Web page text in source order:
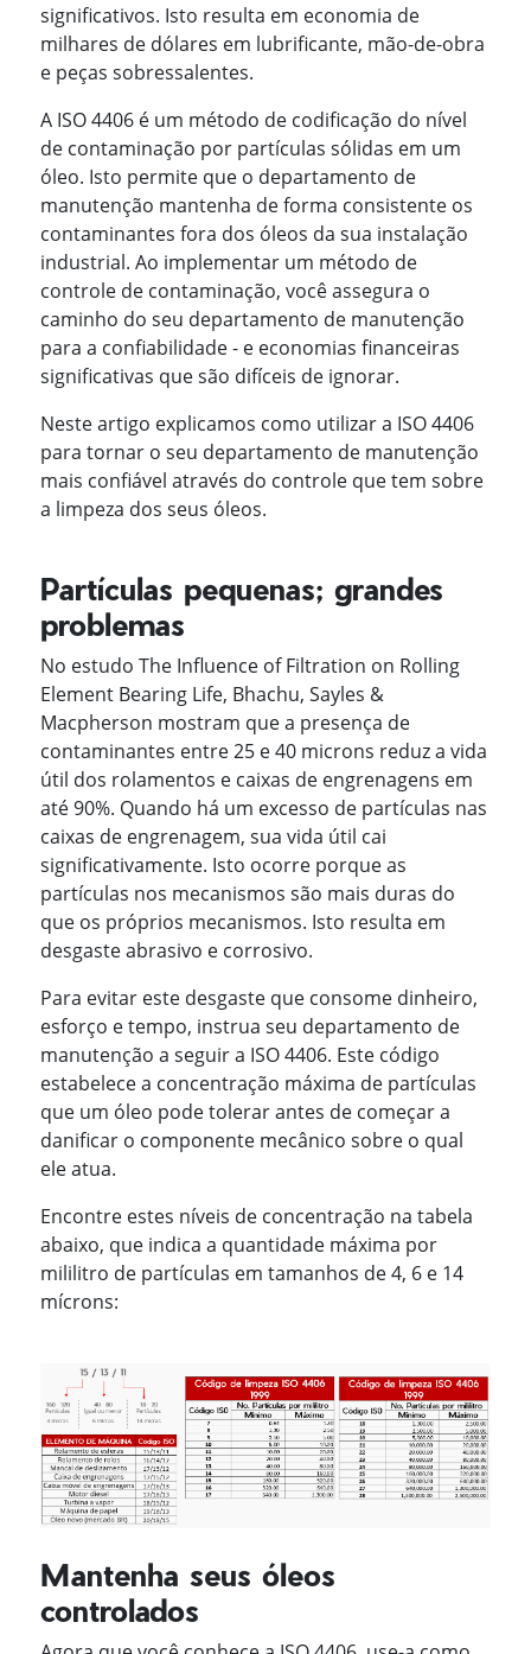
significativos. Isto resulta em economia de
milhares de dólares em lubrificante, mão-de-obra
e peças sobressalentes.
A ISO 4406 é um método de codificação do nível
de contaminação por partículas sólidas em um
óleo. Isto permite que o departamento de
manutenção mantenha de forma consistente os
contaminantes fora dos óleos da sua instalação
industrial. Ao implementar um método de
controle de contaminação, você assegura o
caminho do seu departamento de manutenção
para a confiabilidade - e economias financeiras
significativas que são difíceis de ignorar.
Neste artigo explicamos como utilizar a ISO 4406
para tornar o seu departamento de manutenção
mais confiável através do controle que tem sobre
a limpeza dos seus óleos.
Partículas pequenas; grandes
problemas
No estudo The Influence of Filtration on Rolling
Element Bearing Life, Bhachu, Sayles &
Macpherson mostram que a presença de
contaminantes entre 25 e 40 microns reduz a vida
útil dos rolamentos e caixas de engrenagens em
até 90%. Quando há um excesso de partículas nas
caixas de engrenagem, sua vida útil cai
significativamente. Isto ocorre porque as
partículas nos mecanismos são mais duras do
que os próprios mecanismos. Isto resulta em
desgaste abrasivo e corrosivo.
Para evitar este desgaste que consome dinheiro,
esforço e tempo, instrua seu departamento de
manutenção a seguir a ISO 4406. Este código
estabelece a concentração máxima de partículas
que um óleo pode tolerar antes de começar a
danificar o componente mecânico sobre o qual
ele atua.
Encontre estes níveis de concentração na tabela
abaixo, que indica a quantidade máxima por
mililitro de partículas em tamanhos de 4, 6 e 14
mícrons:
Mantenha seus óleos
controlados